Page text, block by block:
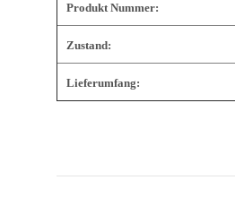
Produkt Nummer:
Zustand:
Lieferumfang: